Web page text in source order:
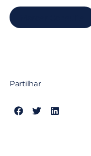
Partilhar